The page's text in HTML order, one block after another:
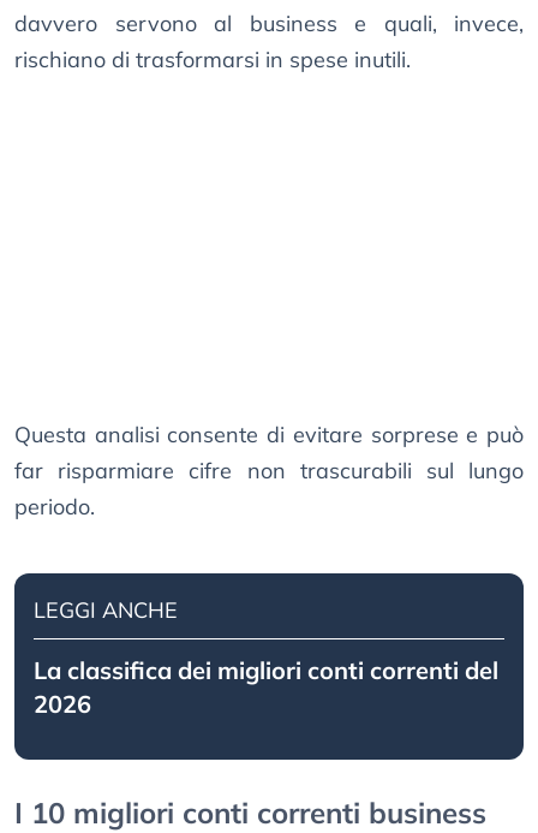
davvero servono al business e quali, invece,
rischiano di trasformarsi in spese inutili.
Questa analisi consente di evitare sorprese e può
far risparmiare cifre non trascurabili sul lungo
periodo.
LEGGI ANCHE
La classifica dei migliori conti correnti del
2026
I 10 migliori conti correnti business